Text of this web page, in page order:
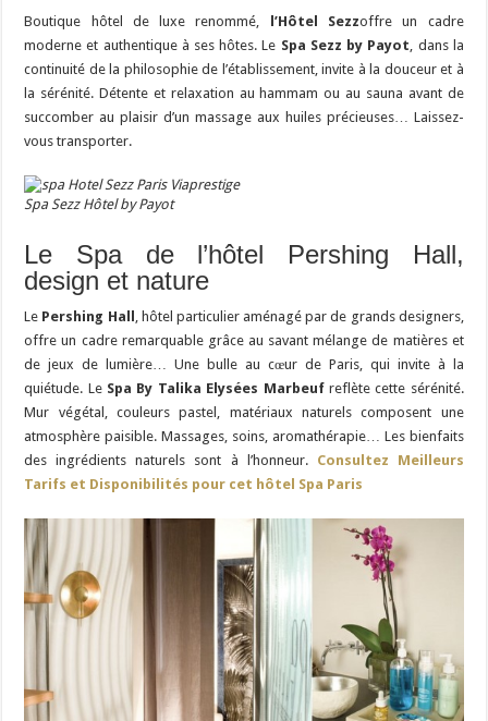
Boutique hôtel de luxe renommé, l’Hôtel Sezzoffre un cadre
moderne et authentique à ses hôtes. Le Spa Sezz by Payot , dans la
continuité de la philosophie de l’établissement, invite à la douceur et à
la sérénité. Détente et relaxation au hammam ou au sauna avant de
succomber au plaisir d’un massage aux huiles précieuses… Laissez-
vous transporter.
Spa Sezz Hôtel by Payot
Le Spa de l’hôtel Pershing Hall,
design et nature
Le Pershing Hall , hôtel particulier aménagé par de grands designers,
offre un cadre remarquable grâce au savant mélange de matières et
de jeux de lumière… Une bulle au cœur de Paris, qui invite à la
quiétude. Le Spa By Talika Elysées Marbeufreflète cette sérénité.
Mur végétal, couleurs pastel, matériaux naturels composent une
atmosphère paisible. Massages, soins, aromathérapie… Les bienfaits
des ingrédients naturels sont à l’honneur. Consultez Meilleurs
Tarifs et Disponibilités pour cet hôtel Spa Paris